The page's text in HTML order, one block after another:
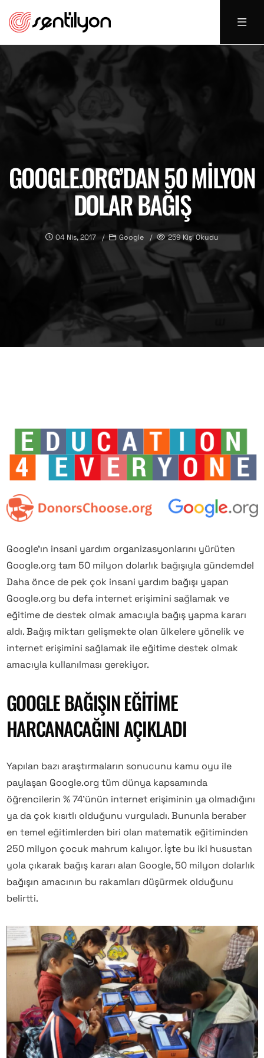
GOOGLE.ORG’DAN 50 MILYON
DOLAR BAĞIŞ
04 Nis, 2017 Google 259 Kişi Okudu
Google’ın insani yardım organizasyonlarını yürüten
Google.org tam 50 milyon dolarlık bağışıyla gündemde!
Daha önce de pek çok insani yardım bağışı yapan
Google.org bu defa internet erişimini sağlamak ve
eğitime de destek olmak amacıyla bağış yapma kararı
aldı. Bağış miktarı gelişmekte olan ülkelere yönelik ve
internet erişimini sağlamak ile eğitime destek olmak
amacıyla kullanılması gerekiyor.
GOOGLE BAĞIŞIN EĞITIME
HARCANACAĞINI AÇIKLADI
Yapılan bazı araştırmaların sonucunu kamu oyu ile
paylaşan Google.org tüm dünya kapsamında
öğrencilerin % 74’ünün internet erişiminin ya olmadığını
ya da çok kısıtlı olduğunu vurguladı. Bununla beraber
en temel eğitimlerden biri olan matematik eğitiminden
250 milyon çocuk mahrum kalıyor. İşte bu iki husustan
yola çıkarak bağış kararı alan Google, 50 milyon dolarlık
bağışın amacının bu rakamları düşürmek olduğunu
belirtti.